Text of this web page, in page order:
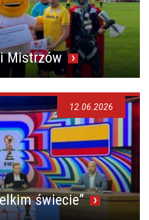
Mistrzów
świecie”
12.06.2026